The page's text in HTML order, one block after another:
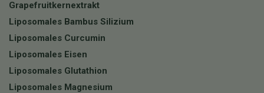
Grapefruitkernextrakt
Liposomales Bambus Silizium
Liposomales Curcumin
Liposomales Eisen
Liposomales Glutathion
Liposomales Magnesium